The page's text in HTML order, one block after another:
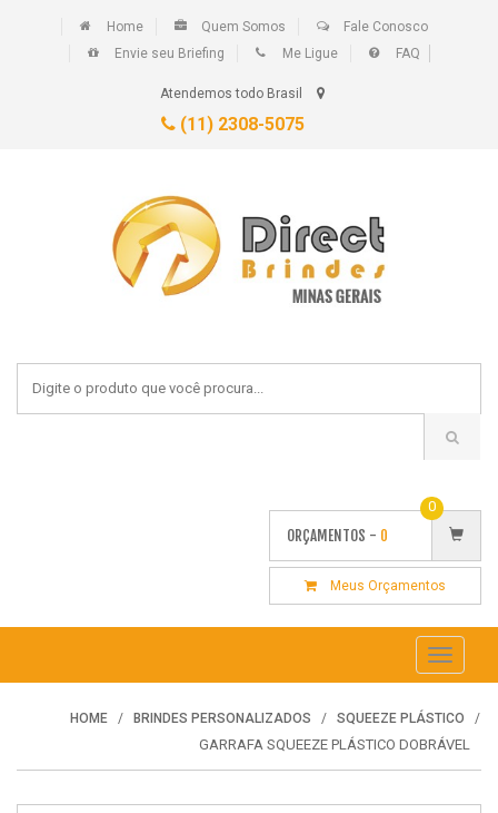
Home Quem Somos
Fale Conosco
Envie seu Briefing
Me Ligue FAQ
Atendemos todo Brasil
(11) 2308-5075
ORÇAMENTOS - 0
0
Meus Orçamentos
Toggle
HOME BRINDES PERSONALIZADOS SQUEEZE PLÁSTICO
GARRAFA SQUEEZE PLÁSTICO DOBRÁVEL